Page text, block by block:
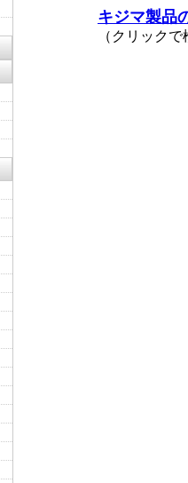
キジマ製品
（クリック